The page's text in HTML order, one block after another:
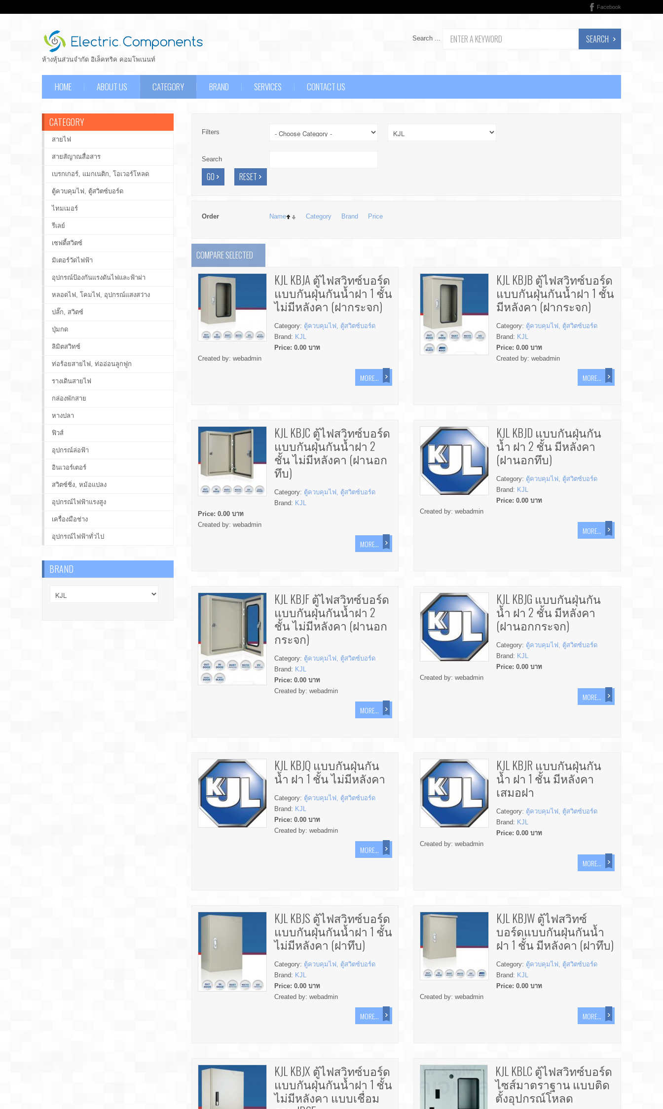
Facebook
ห้างหุ้นส่วนจำกัด อิเล็คทริค คอมโพเนนท์
Search ... SEARCH
HOME ABOUT US CATEGORY BRAND SERVICES CONTACT US
Filters
Search
Order Name Category Brand Price
COMPARE SELECTED
KJL KBJA ตู้ไฟสวิทซ์บอร์ด
แบบกันฝุ่นกันน้ำฝา 1 ชั้น
ไม่มีหลังคา (ฝากระจก)
Category: ตู้ควบคุมไฟ, ตู้สวิตซ์บอร์ด
Brand: KJL
Price: 0.00 บาท
Created by: webadmin
MORE...
KJL KBJB ตู้ไฟสวิทซ์บอร์ด
แบบกันฝุ่นกันน้ำฝา 1 ชั้น
มีหลังคา (ฝากระจก)
Category: ตู้ควบคุมไฟ, ตู้สวิตซ์บอร์ด
Brand: KJL
Price:0.00 บาท
Created by:webadmin
MORE...
KJL KBJC ตู้ไฟสวิทซ์บอร์ด
แบบกันฝุ่นกันน้ำฝา 2
ชั้น ไม่มีหลังคา (ฝานอก
ทึบ)
Category: ตู้ควบคุมไฟ, ตู้สวิตซ์บอร์ด
Brand: KJL
Price: 0.00 บาท
Created by: webadmin
MORE...
KJL KBJD แบบกันฝุ่นกัน
น้ำ ฝา 2 ชั้น มีหลังคา
(ฝานอกทึบ)
Category: ตู้ควบคุมไฟ, ตู้สวิตซ์บอร์ด
Brand: KJL
Price:0.00 บาท
Created by:webadmin
MORE...
KJL KBJF ตู้ไฟสวิทซ์บอร์ด
แบบกันฝุ่นกันน้ำฝา 2
ชั้น ไม่มีหลังคา (ฝานอก
กระจก)
Category: ตู้ควบคุมไฟ, ตู้สวิตซ์บอร์ด
Brand: KJL
Price: 0.00 บาท
Created by: webadmin
MORE...
KJL KBJG แบบกันฝุ่นกัน
น้ำ ฝา 2 ชั้น มีหลังคา
(ฝานอกกระจก)
Category: ตู้ควบคุมไฟ, ตู้สวิตซ์บอร์ด
Brand: KJL
Price:0.00 บาท
Created by:webadmin
MORE...
KJL KBJQ แบบกันฝุ่นกัน
น้ำ ฝา 1 ชั้น ไม่มีหลังคา
Category: ตู้ควบคุมไฟ, ตู้สวิตซ์บอร์ด
Brand: KJL
Price: 0.00 บาท
Created by: webadmin
MORE...
KJL KBJR แบบกันฝุ่นกัน
น้ำ ฝา 1 ชั้น มีหลังคา
เสมอฝา
Category: ตู้ควบคุมไฟ, ตู้สวิตซ์บอร์ด
Brand: KJL
Price:0.00 บาท
Created by:webadmin
MORE...
KJL KBJS ตู้ไฟสวิทซ์บอร์ด
แบบกันฝุ่นกันน้ำฝา 1 ชั้น
ไม่มีหลังคา (ฝาทึบ)
Category: ตู้ควบคุมไฟ, ตู้สวิตซ์บอร์ด
Brand: KJL
Price: 0.00 บาท
Created by: webadmin
MORE...
KJL KBJW ตู้ไฟสวิทซ์
บอร์ดแบบกันฝุ่นกันน้ำ
ฝา 1 ชั้น มีหลังคา (ฝาทึบ)
Category: ตู้ควบคุมไฟ, ตู้สวิตซ์บอร์ด
Brand: KJL
Price:0.00 บาท
Created by:webadmin
MORE...
KJL KBJX ตู้ไฟสวิทซ์บอร์ด
แบบกันฝุ่นกันน้ำฝา 1 ชั้น
ไม่มีหลังคา แบบเชื่อม
KJL KBLC ตู้ไฟสวิทซ์บอร์ด
ไซส์มาตราฐาน แบบติด
ตั้งอุปกรณ์โหลด
CATEGORY
สายไฟ
สายสัญาณสื่อสาร
เบรกเกอร์, แมกเนติก, โอเวอร์โหลด
ตู้ควบคุมไฟ, ตู้สวิตซ์บอร์ด
ไทมเมอร์
รีเลย์
เซฟตี้สวิตซ์
มิเตอร์วัดไฟฟ้า
อุปกรณ์ป้องกันแรงดันไฟและฟ้าผ่า
หลอดไฟ, โคมไฟ, อุปกรณ์แสงสว่าง
ปลั๊ก, สวิตซ์
ปุ่มกด
ลิมิตสวิทซ์
ท่อร้อยสายไฟ, ท่ออ่อนลูกฟูก
รางเดินสายไฟ
กล่องพักสาย
หางปลา
ฟิวส์
อุปกรณ์ล่อฟ้า
อินเวอร์เตอร์
สวิตซ์ชิ่ง, หม้อแปลง
อุปกรณ์ไฟฟ้าแรงสูง
เครื่องมือช่าง
อุปกรณ์ไฟฟ้าทั่วไป
BRAND